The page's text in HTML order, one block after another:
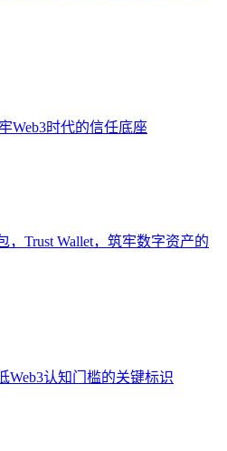
Web3时代的信任底座
，Trust Wallet，筑牢数字资产的
Web3认知门槛的关键标识